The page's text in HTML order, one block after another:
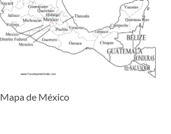
Mapa de México